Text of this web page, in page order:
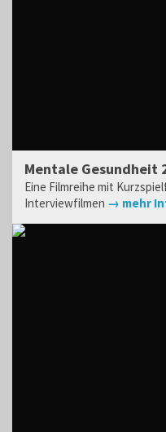
Mentale Gesundheit
Eine Filmreihe mit
Interviewfilmen → mehr